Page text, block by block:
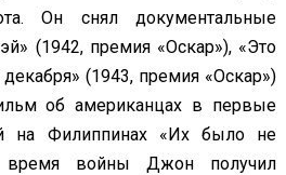
Он снял документальные
(1942, премия «Оскар»), «Это
(1943, премия «Оскар»)
об американцах в первые
на Филиппинах «Их было не
время войны Джон получил